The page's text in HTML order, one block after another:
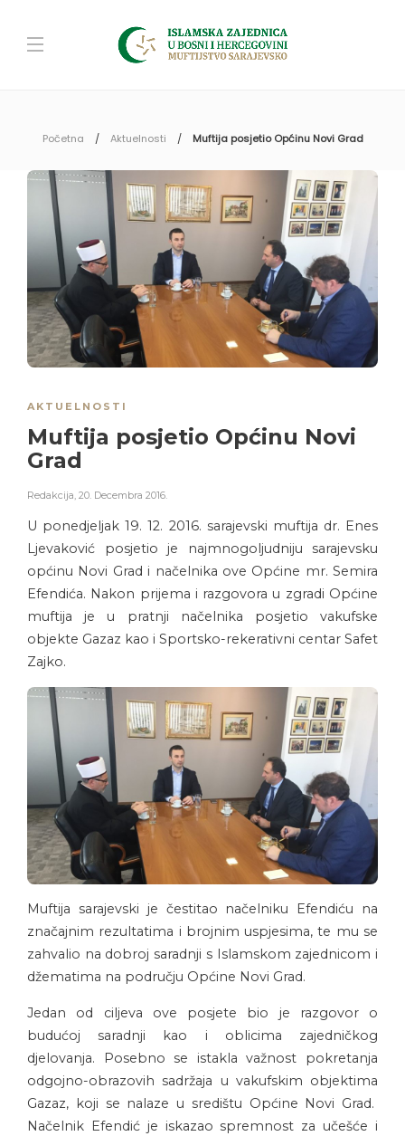
Početna Aktuelnosti Muftija posjetio Općinu Novi Grad
AKTUELNOSTI
Muftija posjetio Općinu Novi
Grad
Redakcija, 20. Decembra 2016.
U ponedjeljak 19. 12. 2016. sarajevski muftija dr. Enes
Ljevaković posjetio je najmnogoljudniju sarajevsku
općinu Novi Grad i načelnika ove Općine mr. Semira
Efendića. Nakon prijema i razgovora u zgradi Općine
muftija je u pratnji načelnika posjetio vakufske
objekte Gazaz kao i Sportsko-rekerativni centar Safet
Zajko.
Muftija sarajevski je čestitao načelniku Efendiću na
značajnim rezultatima i brojnim uspjesima, te mu se
zahvalio na dobroj saradnji s Islamskom zajednicom i
džematima na području Općine Novi Grad.
Jedan od ciljeva ove posjete bio je razgovor o
budućoj saradnji kao i oblicima zajedničkog
djelovanja. Posebno se istakla važnost pokretanja
odgojno-obrazovih sadržaja u vakufskim objektima
Gazaz, koji se nalaze u središtu Općine Novi Grad.
Načelnik Efendić je iskazao spremnost za učešće i